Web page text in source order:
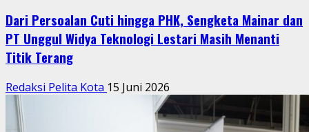
Dari Persoalan Cuti hingga PHK, Sengketa Mainar dan
PT Unggul Widya Teknologi Lestari Masih Menanti
Titik Terang
Redaksi Pelita Kota 15 Juni 2026